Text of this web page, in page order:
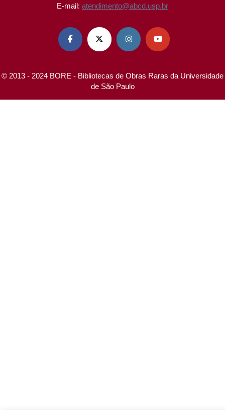
E-mail: atendimento@abcd.usp.br
   
© 2013 - 2024 BORE - Bibliotecas de Obras Raras da Universidade
de São Paulo